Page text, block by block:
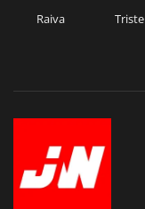
Raiva Triste